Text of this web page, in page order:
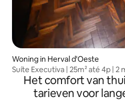
Woning in Herval d'Oeste
Suíte Executiva | 25m² até 4p | 2
Het comfort van
tarieven voor